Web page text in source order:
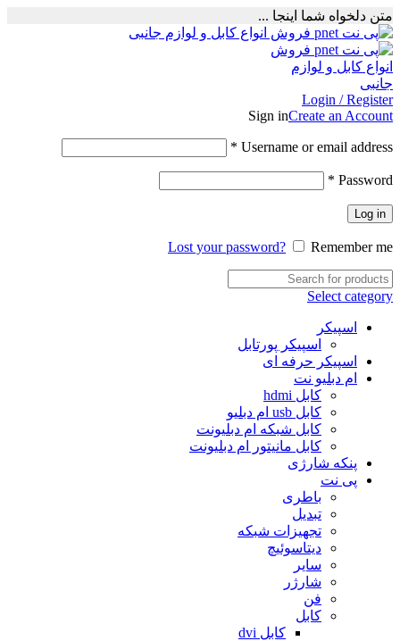
متن دلخواه شما اینجا ...
Login / Register
Sign inCreate an Account
Username or email address
*
Password
*
Log in
Lost your password? Remember me
Select category
اسپیکر
اسپیکر پورتابل
اسپیکر حرفه ای
ام دبلیو نت
کابل hdmi
کابل usb ام دبلیو
کابل شبکه ام دبلیونت
کابل مانیتور ام دبلیونت
پنکه شارژی
پی نت
باطری
تبدیل
تجهیزات شبکه
دیتاسوئیچ
سایر
شارژر
فن
کابل
کابل dvi